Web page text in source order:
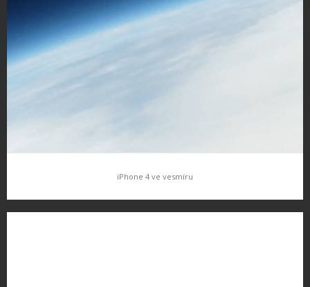
Hra Infinity Blade se objevila v zatím poslední reklamě na iPad..…
iPhone 4 ve vesmíru